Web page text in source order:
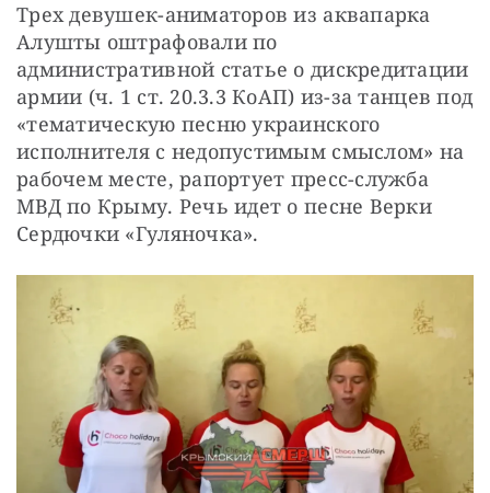
Трех девушек-аниматоров из аквапарка
Алушты оштрафовали по
административной статье о дискредитации
армии (ч. 1 ст. 20.3.3 КоАП) из-за танцев под
«тематическую песню украинского
исполнителя с недопустимым смыслом» на
рабочем месте, рапортует пресс-служба
МВД по Крыму. Речь идет о песне Верки
Сердючки «Гуляночка».